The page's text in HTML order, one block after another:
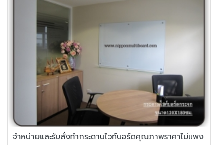
จำหน่ายและรับสั่งทำกระดานไวท์บอร์ดคุณภาพราคาไม่แพง